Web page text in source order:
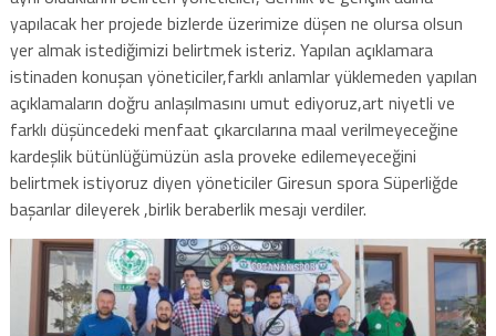
yapılacak her projede bizlerde üzerimize düşen ne olursa olsun
yer almak istediğimizi belirtmek isteriz. Yapılan açıklamara
istinaden konuşan yöneticiler,farklı anlamlar yüklemeden yapılan
açıklamaların doğru anlaşılmasını umut ediyoruz,art niyetli ve
farklı düşüncedeki menfaat çıkarcılarına maal verilmeyeceğine
kardeşlik bütünlüğümüzün asla proveke edilemeyeceğini
belirtmek istiyoruz diyen yöneticiler Giresun spora Süperliğde
başarılar dileyerek ,birlik beraberlik mesajı verdiler.